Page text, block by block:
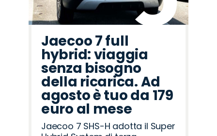
Jaecoo 7 full
hybrid: viaggia
senza bisogno
della ricarica. Ad
agosto è tuo da 179
euro al mese
Jaecoo 7 SHS-H adotta il Super